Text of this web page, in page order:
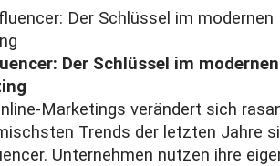
Der Schlüssel im modernen
Marketings verändert sich
Trends der letzten Jahre
Unternehmen nutzen ihre